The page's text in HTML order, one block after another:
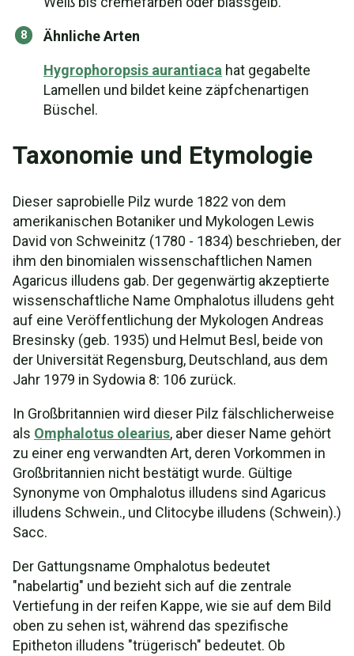
Ähnliche Arten
Hygrophoropsis aurantiaca hat gegabelte
Lamellen und bildet keine zäpfchenartigen
Büschel.
Taxonomie und Etymologie
Dieser saprobielle Pilz wurde 1822 von dem
amerikanischen Botaniker und Mykologen Lewis
David von Schweinitz (1780 - 1834) beschrieben, der
ihm den binomialen wissenschaftlichen Namen
Agaricus illudens gab. Der gegenwärtig akzeptierte
wissenschaftliche Name Omphalotus illudens geht
auf eine Veröffentlichung der Mykologen Andreas
Bresinsky (geb. 1935) und Helmut Besl, beide von
der Universität Regensburg, Deutschland, aus dem
Jahr 1979 in Sydowia 8: 106 zurück.
In Großbritannien wird dieser Pilz fälschlicherweise
als Omphalotus olearius, aber dieser Name gehört
zu einer eng verwandten Art, deren Vorkommen in
Großbritannien nicht bestätigt wurde. Gültige
Synonyme von Omphalotus illudens sind Agaricus
illudens Schwein., und Clitocybe illudens (Schwein).)
Sacc.
Der Gattungsname Omphalotus bedeutet
"nabelartig" und bezieht sich auf die zentrale
Vertiefung in der reifen Kappe, wie sie auf dem Bild
oben zu sehen ist, während das spezifische
Epitheton illudens "trügerisch" bedeutet. Ob